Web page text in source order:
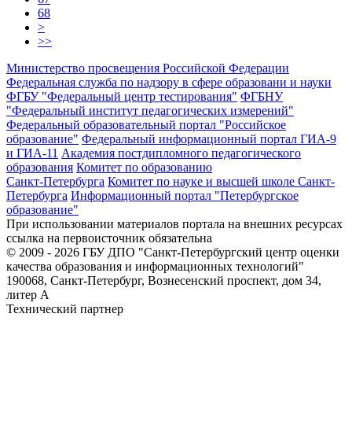
68
>
>>
Министерство просвещения Российской Федерации
Федеральная служба по надзору в сфере образовани и науки
ФГБУ "Федеральный центр тестирования" ФГБНУ
"Федеральный институт педагогических измерений"
Федеральный образовательный портал "Российское
образование" Федеральный информационный портал ГИА-9
и ГИА-11 Академия постдипломного педагогического
образования Комитет по образованию
Санкт-Петербурга Комитет по науке и высшей школе Санкт-
Петербурга Информационный портал "Петербургское
образование"
При использовании материалов портала на внешних ресурсах
ссылка на первоисточник обязательна
© 2009 - 2026 ГБУ ДПО "Санкт-Петербургский центр оценки
качества образования и информационных технологий"
190068, Санкт-Петербург, Вознесенский проспект, дом 34,
литер А
Технический партнер